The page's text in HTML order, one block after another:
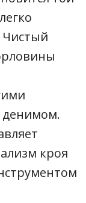
Чистый
денимом.
кроя